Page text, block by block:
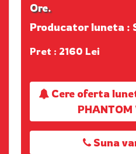
Ore.
Producator luneta :
Pret : 2160 Lei
Cere oferta
PHANTOM
Suna